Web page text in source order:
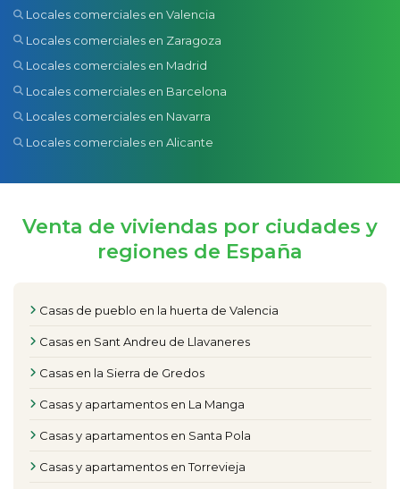
Locales comerciales en Valencia
Locales comerciales en Zaragoza
Locales comerciales en Madrid
Locales comerciales en Barcelona
Locales comerciales en Navarra
Locales comerciales en Alicante
Venta de viviendas por ciudades y
regiones de España
Casas de pueblo en la huerta de Valencia
Casas en Sant Andreu de Llavaneres
Casas en la Sierra de Gredos
Casas y apartamentos en La Manga
Casas y apartamentos en Santa Pola
Casas y apartamentos en Torrevieja